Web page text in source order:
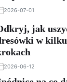
2026-07-01
jak
w
2026-06-12